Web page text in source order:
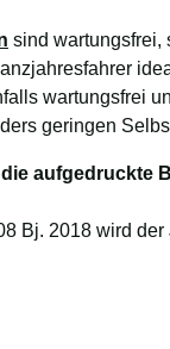
sind wartungsfrei,
wartungsfrei
geringen
aufgedruckte
Bj. 2018 wird